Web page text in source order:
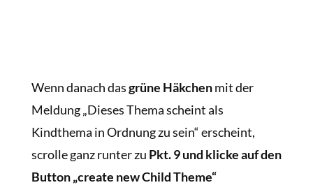
Wenn danach dasgrüne Häkchenmit der
Meldung „Dieses Thema scheint als
Kindthema in Ordnung zu sein“ erscheint,
scrolle ganz runter zu Pkt. 9 und klicke auf den
Button „create new Child Theme“